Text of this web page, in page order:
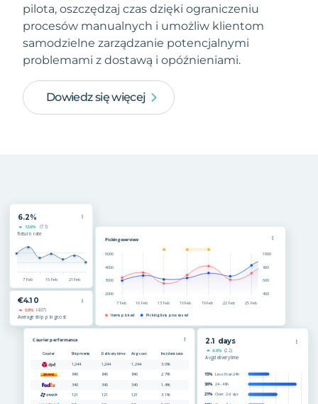
pilota, oszczędzaj czas dzięki ograniczeniu
procesów manualnych i umożliw klientom
samodzielne zarządzanie potencjalnymi
problemami z dostawą i opóźnieniami.
Dowiedz się więcej